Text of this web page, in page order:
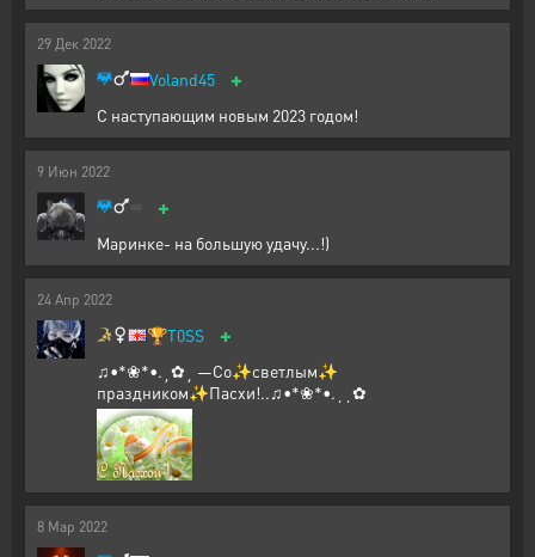
29 Дек 2022
Voland45 +
С наступающим новым 2023 годом!
9 Июн 2022
+
Маринке- на большую удачу...!)
24 Апр 2022
🏆T0SS +
♫•*❀*•.¸✿¸ —Со✨светлым✨
праздником✨Пасхи!..♫•*❀*•.¸¸✿
8 Мар 2022